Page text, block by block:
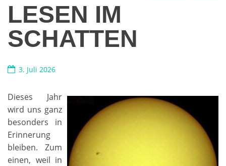
LESEN IM
SCHATTEN
3. Juli 2026
Dieses Jahr
wird uns ganz
besonders in
Erinnerung
bleiben. Zum
einen, weil in